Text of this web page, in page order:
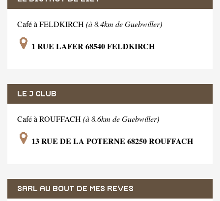
Café à FELDKIRCH (à 8.4km de Guebwiller)
1 RUE LAFER 68540 FELDKIRCH
LE J CLUB
Café à ROUFFACH (à 8.6km de Guebwiller)
13 RUE DE LA POTERNE 68250 ROUFFACH
SARL AU BOUT DE MES REVES